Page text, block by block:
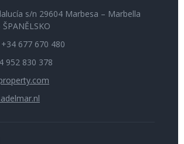
s/n 29604 Marbesa – Marbella
677 670 480
952 830 378